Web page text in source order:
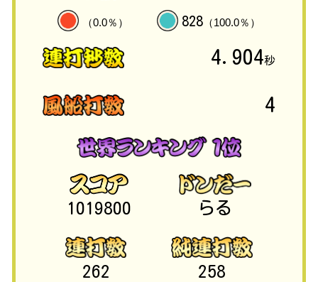
（0.0％） 828 （100.0％）
4.904秒
4
1019800 らる
262 258